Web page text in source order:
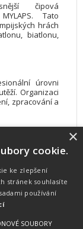
čipová
Tato
hrách
biatlonu,
úrovni
Organizaci
zpracování a
výsledků
zakázku. Lze
na
na
×
cookie.
ke zlepšení
stránek souhlasíte
používání
SOUBORY